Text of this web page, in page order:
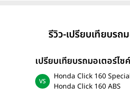
รีวิว-เปรียบเทียบรถ
เปรียบเทียบรถมอเตอร์ไ
Honda Click 160
Honda Click 160 ABS